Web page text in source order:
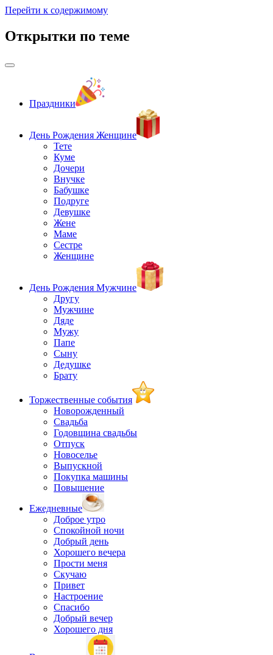
Перейти к содержимому
Открытки по теме
Праздники
День Рождения Женщине
Тете
Куме
Дочери
Внучке
Бабушке
Подруге
Девушке
Жене
Маме
Сестре
Женщине
День Рождения Мужчине
Другу
Мужчине
Дяде
Мужу
Папе
Сыну
Дедушке
Брату
Торжественные события
Новорожденный
Свадьба
Годовщина свадьбы
Отпуск
Новоселье
Выпускной
Покупка машины
Повышение
Ежедневные
Доброе утро
Спокойной ночи
Добрый день
Хорошего вечера
Прости меня
Скучаю
Привет
Настроение
Спасибо
Добрый вечер
Хорошего дня